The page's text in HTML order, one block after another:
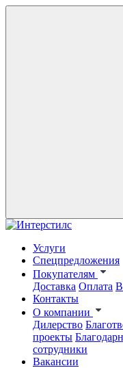
Услуги
Спецпредложения
Покупателям
Доставка Оплата
Контакты
О компании
Дилерство
проекты
сотрудники
Вакансии